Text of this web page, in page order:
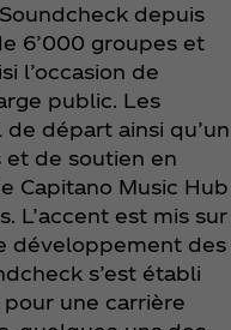
depuis
6’000 groupes et
l’occasion de
public. Les
départ ainsi qu’un
et de soutien en
Capitano Music Hub
L’accent est mis sur
développement des
s’est établi
une carrière